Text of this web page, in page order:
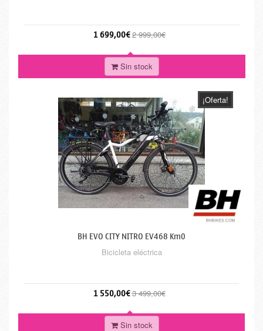
1 699,00€2 999,00€
Sin stock
¡Oferta!
BH EVO CITY NITRO EV468 Km0
Bicicleta eléctrica
1 550,00€3 499,00€
Sin stock